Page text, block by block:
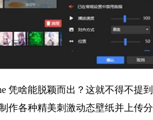
凭啥能脱颖而出？这就不得不提到
作各种精美刺激动态壁纸并上传分